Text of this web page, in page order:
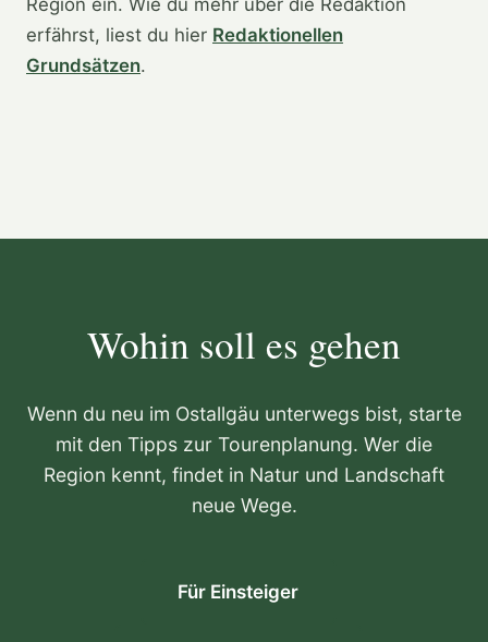
erfährst, liest du hier Redaktionellen
Grundsätzen.
Wohin soll es gehen
Wenn du neu im Ostallgäu unterwegs bist, starte
mit den Tipps zur Tourenplanung. Wer die
Region kennt, findet in Natur und Landschaft
neue Wege.
Für Einsteiger